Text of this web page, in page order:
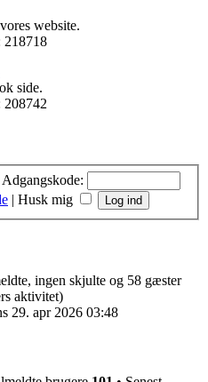
website.
218718
side.
208742
Adgangskode:
| Husk mig
ingen skjulte og 58 gæster
aktivitet)
29. apr 2026 03:48